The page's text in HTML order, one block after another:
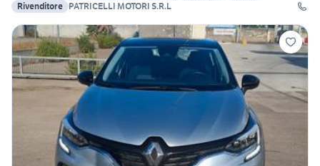
Rivenditore PATRICELLI MOTORI S.R.L